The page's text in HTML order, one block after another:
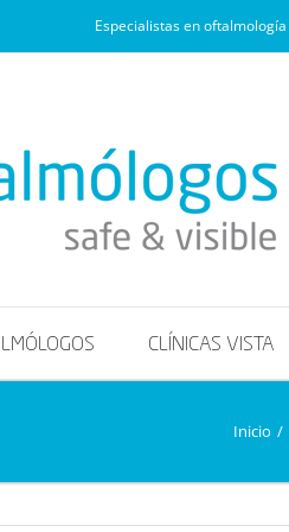
Especialistas en oftalmología
CLÍNICAS VISTA
Inicio /